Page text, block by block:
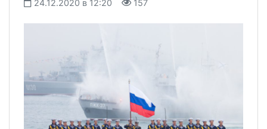
24.12.2020 в 12:20 157